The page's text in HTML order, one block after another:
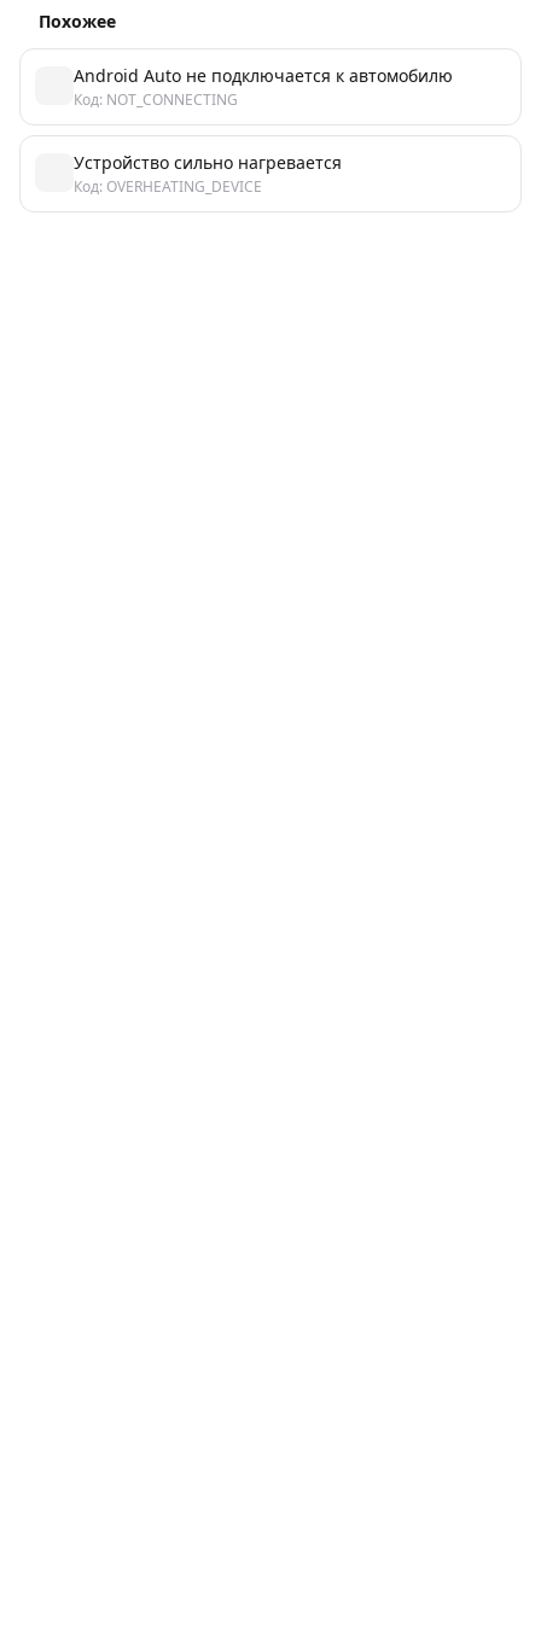
Похожее
Android Auto не подключается к автомобилю
Код: NOT_CONNECTING
Устройство сильно нагревается
Код: OVERHEATING_DEVICE